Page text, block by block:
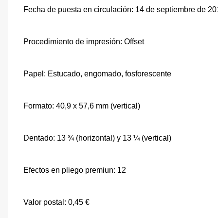
Fecha de puesta en circulación: 14 de septiembre de
Procedimiento de impresión: Offset
Papel: Estucado, engomado, fosforescente
Formato: 40,9 x 57,6 mm (vertical)
Dentado: 13 ¾ (horizontal) y 13 ¼ (vertical)
Efectos en pliego premiun: 12
Valor postal: 0,45 €